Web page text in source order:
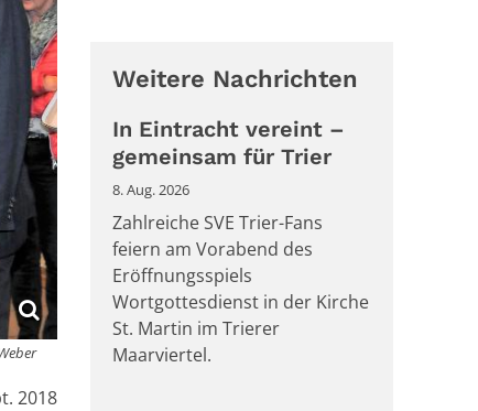
2018
Weitere Nachrichten
In Eintracht vereint –
gemeinsam für Trier
8. Aug. 2026
Zahlreiche SVE Trier-Fans
feiern am Vorabend des
Eröffnungsspiels
Wortgottesdienst in der Kirche
St. Martin im Trierer
Maarviertel.